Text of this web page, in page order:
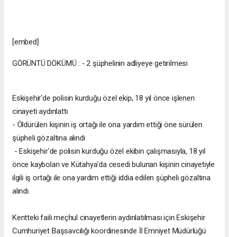
[embed]
GÖRÜNTÜ DÖKÜMÜ : - 2 şüphelinin adliyeye getirilmesi
Eskişehir'de polisin kurduğu özel ekip, 18 yıl önce işlenen
cinayeti aydınlattı
- Öldürülen kişinin iş ortağı ile ona yardım ettiği öne sürülen
şüpheli gözaltına alındı
- Eskişehir'de polisin kurduğu özel ekibin çalışmasıyla, 18 yıl
önce kaybolan ve Kütahya'da cesedi bulunan kişinin cinayetiyle
ilgili iş ortağı ile ona yardım ettiği iddia edilen şüpheli gözaltına
alındı.
Kentteki faili meçhul cinayetlerin aydınlatılması için Eskişehir
Cumhuriyet Başsavcılığı koordinesinde İl Emniyet Müdürlüğü